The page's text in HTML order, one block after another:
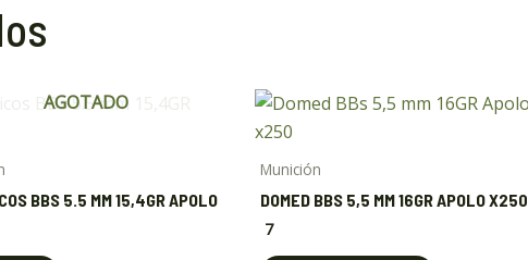
AGOTADO
BBS 5.5 MM 15,4GR APOLO
Munición
DOMED BBS 5,5 MM 16GR APOLO X250
7